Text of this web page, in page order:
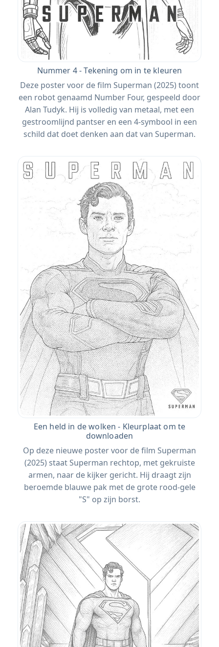
Nummer 4 - Tekening om in te kleuren
Deze poster voor de film Superman (2025) toont
een robot genaamd Number Four, gespeeld door
Alan Tudyk. Hij is volledig van metaal, met een
gestroomlijnd pantser en een 4-symbool in een
schild dat doet denken aan dat van Superman.
Een held in de wolken - Kleurplaat om te
downloaden
Op deze nieuwe poster voor de film Superman
(2025) staat Superman rechtop, met gekruiste
armen, naar de kijker gericht. Hij draagt ​​zijn
beroemde blauwe pak met de grote rood-gele
"S" op zijn borst.